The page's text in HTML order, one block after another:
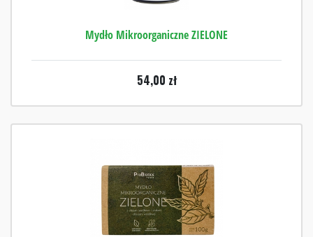
Mydło Mikroorganiczne ZIELONE
54,00 zł